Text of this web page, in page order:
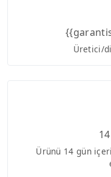
Üretici/
Ürünü 14 gün